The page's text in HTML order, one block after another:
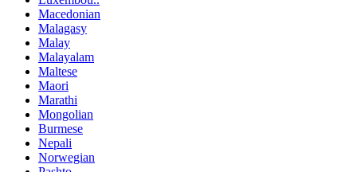
Macedonian
Malagasy
Malay
Malayalam
Maltese
Maori
Marathi
Mongolian
Burmese
Nepali
Norwegian